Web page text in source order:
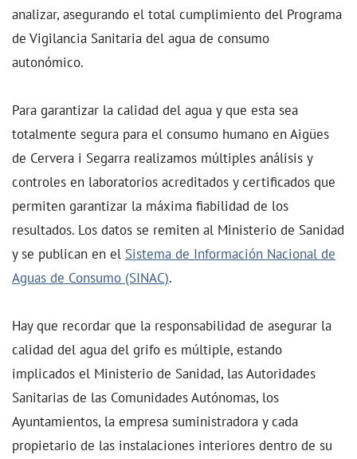
analizar, asegurando el total cumplimiento del Programa
de Vigilancia Sanitaria del agua de consumo
autonómico.
Para garantizar la calidad del agua y que esta sea
totalmente segura para el consumo humano en Aigües
de Cervera i Segarra realizamos múltiples análisis y
controles en laboratorios acreditados y certificados que
permiten garantizar la máxima fiabilidad de los
resultados. Los datos se remiten al Ministerio de Sanidad
y se publican en el Sistema de Información Nacional de
Aguas de Consumo (SINAC).
Hay que recordar que la responsabilidad de asegurar la
calidad del agua del grifo es múltiple, estando
implicados el Ministerio de Sanidad, las Autoridades
Sanitarias de las Comunidades Autónomas, los
Ayuntamientos, la empresa suministradora y cada
propietario de las instalaciones interiores dentro de su